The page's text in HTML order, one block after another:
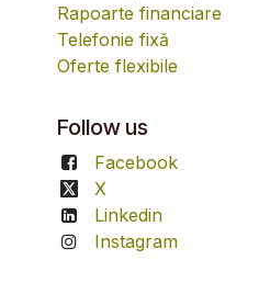
Rapoarte financiare
Telefonie fixă
Oferte flexibile
Follow us
Facebook
X
Linkedin
Instagram